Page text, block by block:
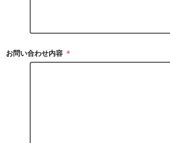
お問い合わせ内容 ＊